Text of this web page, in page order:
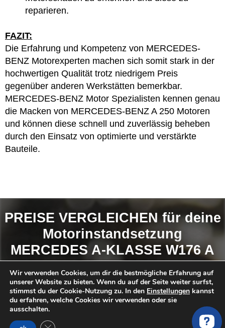
reparieren.
FAZIT:
Die Erfahrung und Kompetenz von MERCEDES-
BENZ Motorexperten machen sich somit stark in der
hochwertigen Qualität trotz niedrigem Preis
gegenüber anderen Werkstätten bemerkbar.
MERCEDES-BENZ Motor Spezialisten kennen genau
die Macken von MERCEDES-BENZ A 250 Motoren
und können diese schnell und zuverlässig beheben
durch den Einsatz von optimierte und verstärkte
Bauteile.
PREISE VERGLEICHEN für deine
Motorinstandsetzung
MERCEDES A-KLASSE W176 A
250 176.044
So findest du dasBESTE ANGEBOT
Wir verwenden Cookies, um dir die bestmögliche Erfahrung auf
unserer Website zu bieten. Wenn du auf der Seite weiter surfst,
stimmst du der Cookie-Nutzung zu. In den Einstellungen kannst
du erfahren, welche Cookies wir verwenden oder sie
ausschalten.
GDPR Cookie-Banner schließen